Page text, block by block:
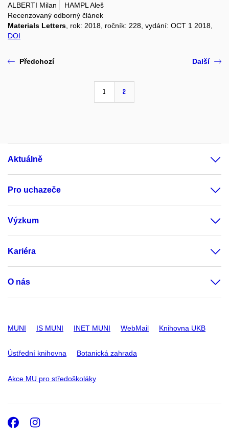
ALBERTI Milan
HAMPL Aleš
Recenzovaný odborný článek
Materials Letters , rok: 2018, ročník: 228, vydání: OCT 1 2018,
DOI
Předchozí
1 2
Další
Aktuálně
Pro uchazeče
Výzkum
Kariéra
O nás
MUNI IS MUNI INET MUNI WebMail Knihovna UKB
Ústřední knihovna Botanická zahrada
Akce MU pro středoškoláky
Facebook
Instagram